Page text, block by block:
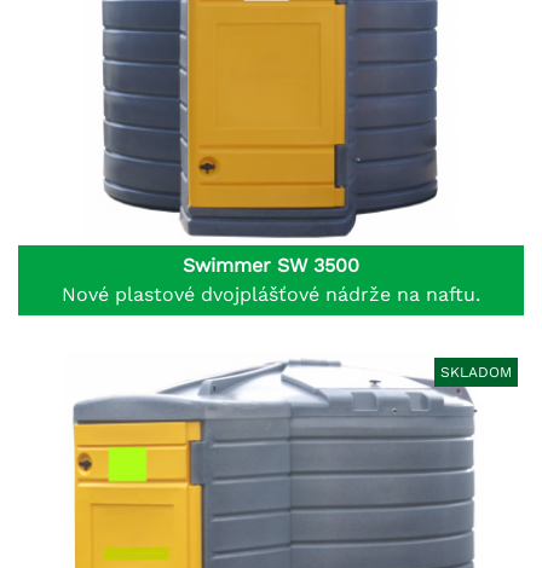
Swimmer SW 3500
Nové plastové dvojplášťové nádrže na naftu.
SKLADOM